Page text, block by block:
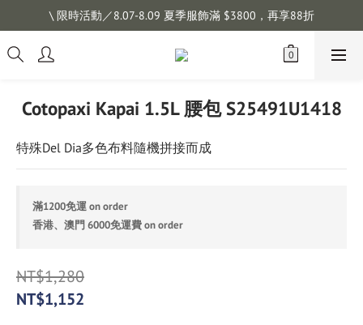
註冊會員拿購物金 $100，滿$1200免運
\ 限時活動／8.07-8.09 夏季服飾滿 $3800，再享88折
註冊會員拿購物金 $100，滿$1200免運
Cotopaxi Kapai 1.5L 腰包 S25491U1418
特殊Del Dia多色布料隨機拼接而成
滿1200免運 on order
香港、澳門 6000免運費 on order
NT$1,280
NT$1,152